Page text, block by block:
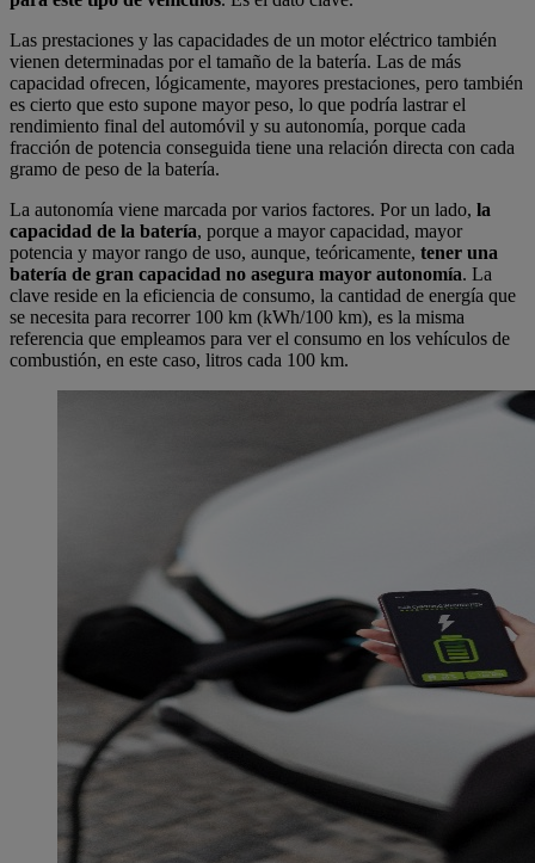
Las prestaciones y las capacidades de un motor eléctrico también
vienen determinadas por el tamaño de la batería. Las de más
capacidad ofrecen, lógicamente, mayores prestaciones, pero también
es cierto que esto supone mayor peso, lo que podría lastrar el
rendimiento final del automóvil y su autonomía, porque cada
fracción de potencia conseguida tiene una relación directa con cada
gramo de peso de la batería.
La autonomía viene marcada por varios factores. Por un lado, la
capacidad de la batería, porque a mayor capacidad, mayor
potencia y mayor rango de uso, aunque, teóricamente, tener una
batería de gran capacidad no asegura mayor autonomía. La
clave reside en la eficiencia de consumo, la cantidad de energía que
se necesita para recorrer 100 km (kWh/100 km), es la misma
referencia que empleamos para ver el consumo en los vehículos de
combustión, en este caso, litros cada 100 km.